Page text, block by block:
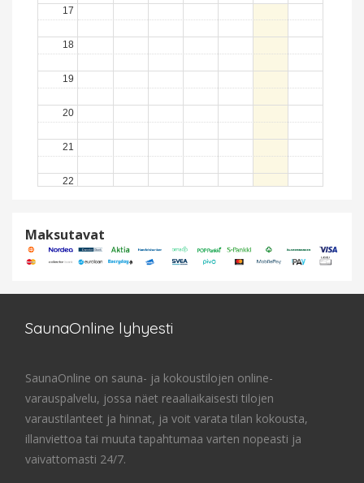
17
18
19
20
21
22
Maksutavat
SaunaOnline lyhyesti
SaunaOnline on sauna- ja kokoustilojen online-
varauspalvelu, jossa näet reaaliaikaisesti tilojen
varaustilanteet ja hinnat, ja voit varata tilan kokousta,
illanviettoa tai muuta tapahtumaa varten nopeasti ja
vaivattomasti 24/7.